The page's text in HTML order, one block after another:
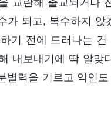
교란해 출교되거나
가 되고, 복수하지 않
기 전에 드러나는 건
내보내기에 딱 알맞
력을 기르고 악인